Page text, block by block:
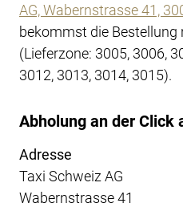
AG, Wabernstrasse 41,
bekommst die Bestellung
(Lieferzone: 3005, 3006,
3012, 3013, 3014, 3015).
Abholung an der Click
Adresse
Taxi Schweiz AG
Wabernstrasse 41